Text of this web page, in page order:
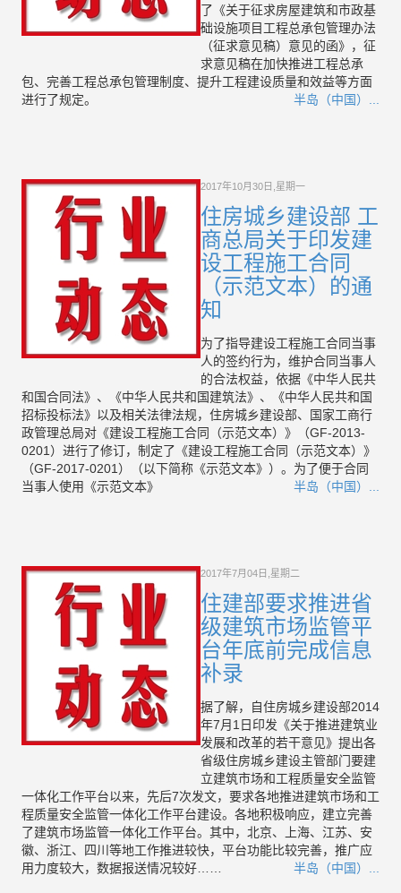
了《关于征求房屋建筑和市政基
础设施项目工程总承包管理办法
（征求意见稿）意见的函》，征
求意见稿在加快推进工程总承
包、完善工程总承包管理制度、提升工程建设质量和效益等方面
进行了规定。
半岛（中国）...
2017年10月30日,星期一
住房城乡建设部 工
商总局关于印发建
设工程施工合同
（示范文本）的通
知
为了指导建设工程施工合同当事
人的签约行为，维护合同当事人
的合法权益，依据《中华人民共
和国合同法》、《中华人民共和国建筑法》、《中华人民共和国
招标投标法》以及相关法律法规，住房城乡建设部、国家工商行
政管理总局对《建设工程施工合同（示范文本）》（GF-2013-
0201）进行了修订，制定了《建设工程施工合同（示范文本）》
（GF-2017-0201）（以下简称《示范文本》）。为了便于合同
当事人使用《示范文本》
半岛（中国）...
2017年7月04日,星期二
住建部要求推进省
级建筑市场监管平
台年底前完成信息
补录
据了解，自住房城乡建设部2014
年7月1日印发《关于推进建筑业
发展和改革的若干意见》提出各
省级住房城乡建设主管部门要建
立建筑市场和工程质量安全监管
一体化工作平台以来，先后7次发文，要求各地推进建筑市场和工
程质量安全监管一体化工作平台建设。各地积极响应，建立完善
了建筑市场监管一体化工作平台。其中，北京、上海、江苏、安
徽、浙江、四川等地工作推进较快，平台功能比较完善，推广应
用力度较大，数据报送情况较好……
半岛（中国）...